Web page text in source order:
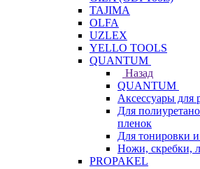
TAJIMA
OLFA
UZLEX
YELLO TOOLS
QUANTUM
Назад
QUANTUM
Аксессуары для
Для
пленок
Для тонировки
Ножи, скребки,
PROPAKEL